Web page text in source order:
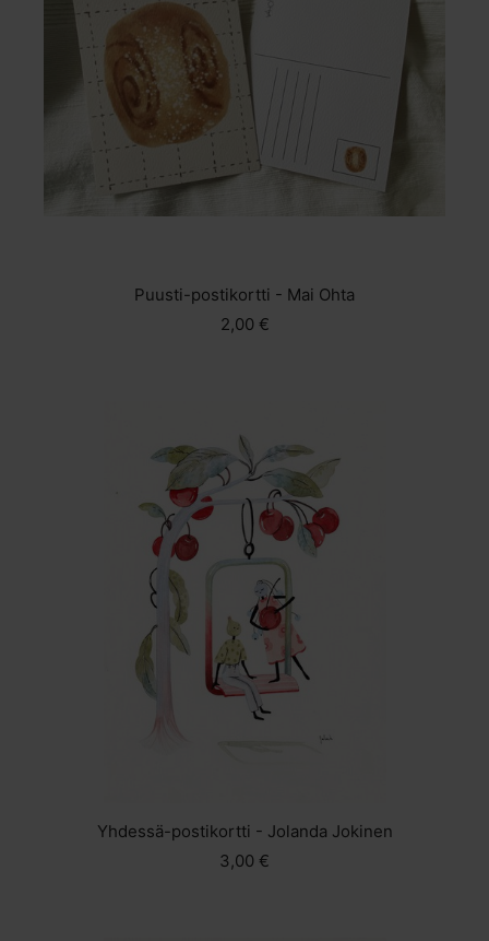
Puusti-postikortti - Mai Ohta
2,00 €
Yhdessä-postikortti - Jolanda Jokinen
3,00 €